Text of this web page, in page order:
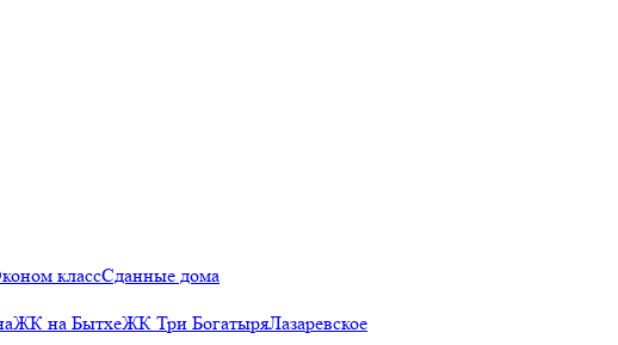
классСданные дома
ЖК на БытхеЖК Три БогатыряЛазаревское